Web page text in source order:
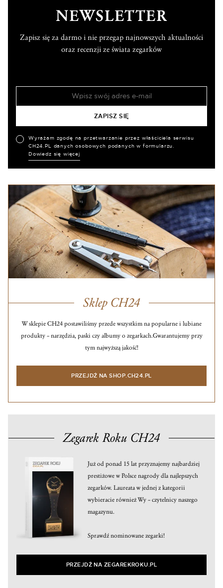
NEWSLETTER
Zapisz się za darmo i nie przegap najnowszych aktualności
oraz recenzji ze świata zegarków
Wyrażam zgodę na przetwarzanie przez właściciela serwisu
CH24.PL danych osobowych podanych w formularzu.
Dowiedz się więcej
Sklep CH24
W sklepie CH24 postawiliśmy przede wszystkim na popularne i lubiane
produkty – narzędzia, paski czy albumy o zegarkach.Gwarantujemy przy
tym najwyższą jakość!
PRZEJDŹ NA SHOP.CH24.PL
Zegarek Roku CH24
Już od ponad 15 lat przyznajemy najbardziej
prestiżowe w Polsce nagrody dla najlepszych
zegarków. Laureata w jednej z kategorii
wybieracie również Wy – czytelnicy naszego
magazynu.
Sprawdź nominowane zegarki!
PRZEJDŹ NA ZEGAREKROKU.PL